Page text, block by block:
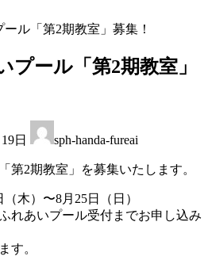
ル「第2期教室」募集！
プール「第2期教室」
日 sph-handa-fureai
第2期教室」を募集いたします。
木）〜8月25日（日）
れあいプール受付までお申し込み
す。